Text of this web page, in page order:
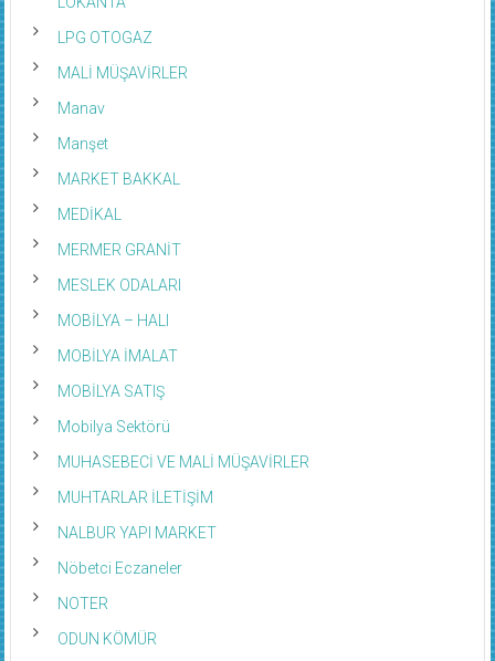
LPG OTOGAZ
MALİ MÜŞAVİRLER
Manav
Manşet
MARKET BAKKAL
MEDİKAL
MERMER GRANİT
MESLEK ODALARI
MOBİLYA – HALI
MOBİLYA İMALAT
MOBİLYA SATIŞ
Mobilya Sektörü
MUHASEBECİ VE MALİ MÜŞAVİRLER
MUHTARLAR İLETİŞİM
NALBUR YAPI MARKET
Nöbetci Eczaneler
NOTER
ODUN KÖMÜR